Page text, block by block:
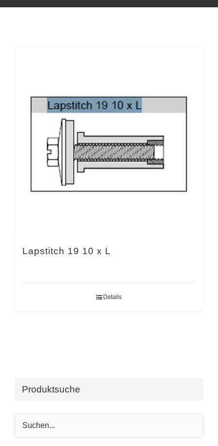
Lapstitch 19 10 x L
Details
Produktsuche